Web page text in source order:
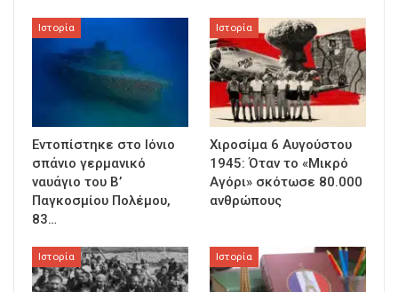
Ιστορία
Εντοπίστηκε στο Ιόνιο
σπάνιο γερμανικό
ναυάγιο του Β’
Παγκοσμίου Πολέμου,
83…
Ιστορία
Χιροσίμα 6 Αυγούστου
1945: Όταν το «Μικρό
Αγόρι» σκότωσε 80.000
ανθρώπους
Ιστορία Ιστορία